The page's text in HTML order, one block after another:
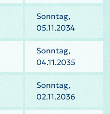
Sonntag,
05.11.2034
Sonntag,
04.11.2035
Sonntag,
02.11.2036